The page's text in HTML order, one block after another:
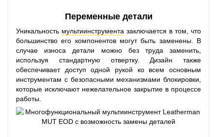
Переменные детали
Уникальность мультиинструмента заключается в том, что
большинство его компонентов могут быть заменены. В
случае износа детали можно без труда заменить,
используя стандартную отвертку. Дизайн также
обеспечивает доступ одной рукой ко всем основным
инструментам с безопасными механизмами блокировки,
которые исключают нежелательное закрытие в процессе
работы.